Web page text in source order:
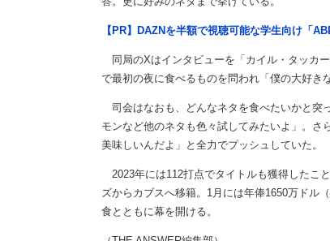
【PR】DAZNを半額で視聴可能な学生向け「
同局のXはインタビューを「カイル・タッカ
で最初の夜に食べるものを問われ「僕の大好き
司会はなおも、どんなネタを食べたいかと突
モンなど他のネタも色々試してみたいよ」。さ
美味しいんだよ」と全力でプッシュしていた。
2023年には112打点でタイトルも獲得したこ
ズからカブスへ移籍。1月には年俸1650万ドル
食とともに幕を開ける。